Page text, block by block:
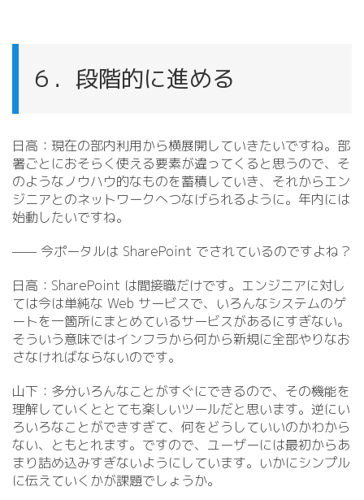
６．段階的に進める
日高：現在の部内利用から横展開していきたいですね。部
署ごとにおそらく使える要素が違ってくると思うので、そ
のようなノウハウ的なものを蓄積していき、それからエン
ジニアとのネットワークへつなげられるように。年内には
始動したいですね。
—— 今ポータルは SharePoint でされているのですよね？
日高：SharePoint は間接職だけです。エンジニアに対し
ては今は単純な Web サービスで、いろんなシステムのゲ
ートを一箇所にまとめているサービスがあるにすぎない。
そういう意味ではインフラから何から新規に全部やりなお
さなければならないのです。
山下：多分いろんなことがすぐにできるので、その機能を
理解していくととても楽しいツールだと思います。逆にい
ろいろなことができすぎて、何をどうしていいのかわから
ない、ともとれます。ですので、ユーザーには最初からあ
まり詰め込みすぎないようにしています。いかにシンプル
に伝えていくかが課題でしょうか。